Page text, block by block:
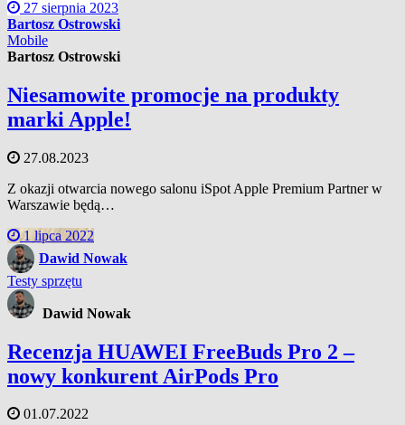
27 sierpnia 2023
Bartosz Ostrowski
Mobile
Bartosz Ostrowski
Niesamowite promocje na produkty
marki Apple!
27.08.2023
Z okazji otwarcia nowego salonu iSpot Apple Premium Partner w
Warszawie będą…
1 lipca 2022
Dawid Nowak
Testy sprzętu
Dawid Nowak
Recenzja HUAWEI FreeBuds Pro 2 –
nowy konkurent AirPods Pro
01.07.2022